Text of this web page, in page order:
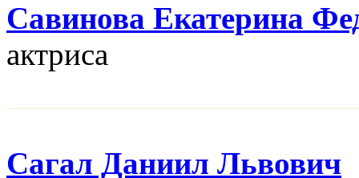
Савинова Екатерина
актриса
Сагал Даниил Львович